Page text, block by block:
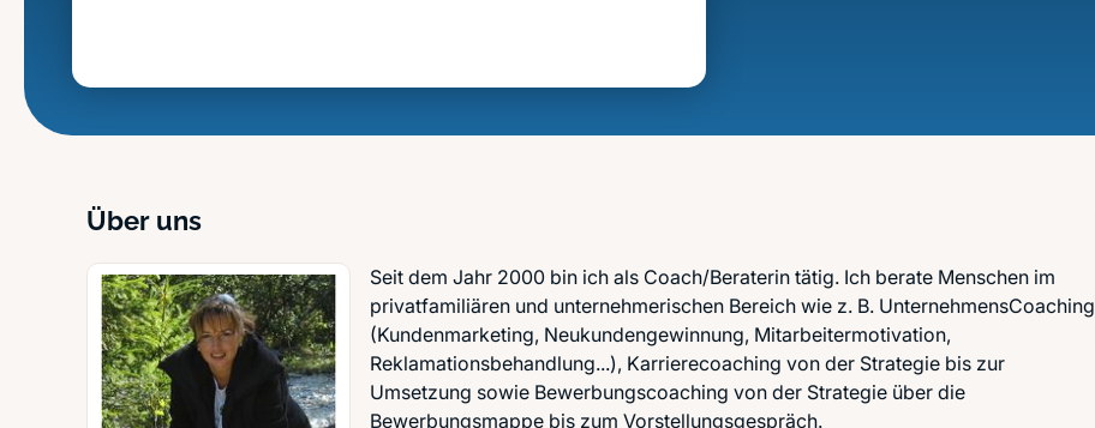
Über uns
Seit dem Jahr 2000 bin ich als Coach/Beraterin tätig. Ich berate Menschen im
privatfamiliären und unternehmerischen Bereich wie z. B. UnternehmensCoaching
(Kundenmarketing, Neukundengewinnung, Mitarbeitermotivation,
Reklamationsbehandlung...), Karrierecoaching von der Strategie bis zur
Umsetzung sowie Bewerbungscoaching von der Strategie über die
Bewerbungsmappe bis zum Vorstellungsgespräch.